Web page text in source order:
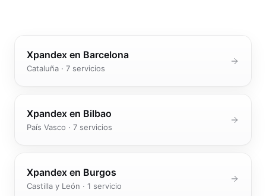
Xpandex en Barcelona
Cataluña · 7 servicios
Xpandex en Bilbao
País Vasco · 7 servicios
Xpandex en Burgos
Castilla y León · 1 servicio